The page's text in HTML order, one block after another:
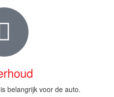
belangrijk voor de auto.